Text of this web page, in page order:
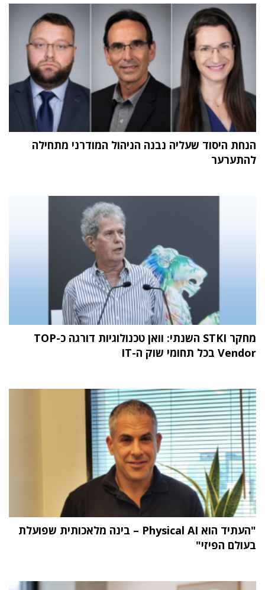
הנחת היסוד שעליה נבנה הניהול המודרני מתחילה
להתערער
מחקר STKI השנתי: וואן טכנולוגיות דורגה כ-TOP
Vendor בכל תחומי שוק ה-IT
"העתיד הוא Physical AI – בינה מלאכותית שפועלת
בעולם הפיזי"